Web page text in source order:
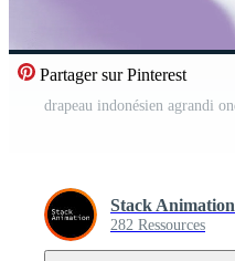
Partager sur Pinterest
Stack Animation
282 Ressources